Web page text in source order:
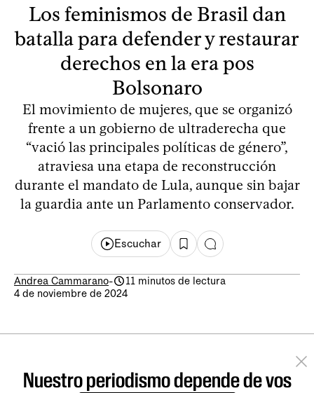
Los feminismos de Brasil dan
batalla para defender y restaurar
derechos en la era pos
Bolsonaro
El movimiento de mujeres, que se organizó
frente a un gobierno de ultraderecha que
“vació las principales políticas de género”,
atraviesa una etapa de reconstrucción
durante el mandato de Lula, aunque sin bajar
la guardia ante un Parlamento conservador.
Escuchar
Andrea Cammarano-
11 minutos de lectura
4 de noviembre de 2024
Nuestro periodismo depende de vos